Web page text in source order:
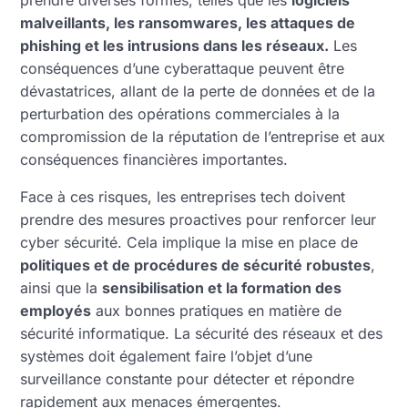
malveillants, les ransomwares, les attaques de
phishing et les intrusions dans les réseaux. Les
conséquences d’une cyberattaque peuvent être
dévastatrices, allant de la perte de données et de la
perturbation des opérations commerciales à la
compromission de la réputation de l’entreprise et aux
conséquences financières importantes.
Face à ces risques, les entreprises tech doivent
prendre des mesures proactives pour renforcer leur
cyber sécurité. Cela implique la mise en place de
politiques et de procédures de sécurité robustes,
ainsi que lasensibilisation et la formation des
employés aux bonnes pratiques en matière de
sécurité informatique. La sécurité des réseaux et des
systèmes doit également faire l’objet d’une
surveillance constante pour détecter et répondre
rapidement aux menaces émergentes.